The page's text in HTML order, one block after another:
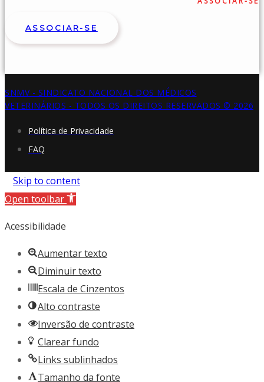
ASSOCIAR-SE
SNMV - SINDICATO NACIONAL DOS MÉDICOS
VETERINÁRIOS - TODOS OS DIREITOS RESERVADOS © 2026
Política de Privacidade
FAQ
Skip to content
Open toolbar
Acessibilidade
Aumentar texto
Diminuir texto
Escala de Cinzentos
Alto contraste
Inversão de contraste
Clarear fundo
Links sublinhados
Tamanho da fonte